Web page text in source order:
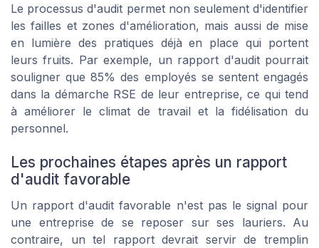
Le processus d'audit permet non seulement d'identifier
les failles et zones d'amélioration, mais aussi de mise
en lumière des pratiques déjà en place qui portent
leurs fruits. Par exemple, un rapport d'audit pourrait
souligner que 85% des employés se sentent engagés
dans la démarche RSE de leur entreprise, ce qui tend
à améliorer le climat de travail et la fidélisation du
personnel.
Les prochaines étapes après un rapport
d'audit favorable
Un rapport d'audit favorable n'est pas le signal pour
une entreprise de se reposer sur ses lauriers. Au
contraire, un tel rapport devrait servir de tremplin